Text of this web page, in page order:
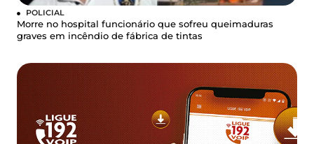
POLICIAL
Morre no hospital funcionário que sofreu queimaduras
graves em incêndio de fábrica de tintas